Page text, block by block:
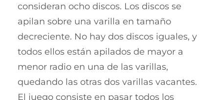
consideran ocho discos. Los discos se
apilan sobre una varilla en tamaño
decreciente. No hay dos discos iguales, y
todos ellos están apilados de mayor a
menor radio en una de las varillas,
quedando las otras dos varillas vacantes.
El juego consiste en pasar todos los